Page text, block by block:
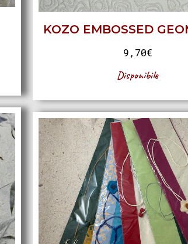
KOZO EMBOSSED
9,70€
Disponibile